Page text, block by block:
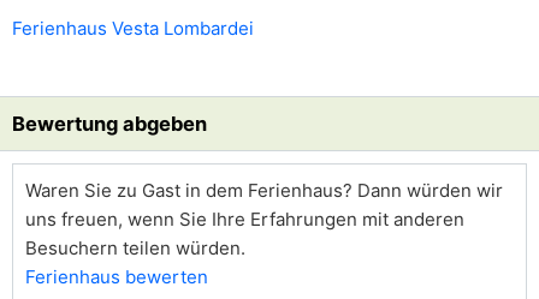
Ferienhaus Vesta Lombardei
Bewertung abgeben
Waren Sie zu Gast in dem Ferienhaus? Dann würden wir
uns freuen, wenn Sie Ihre Erfahrungen mit anderen
Besuchern teilen würden.
Ferienhaus bewerten